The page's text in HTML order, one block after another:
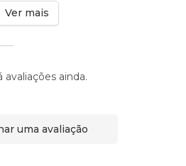
Ver mais
avaliações ainda.
uma avaliação